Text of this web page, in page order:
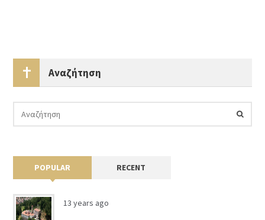
Αναζήτηση
POPULAR RECENT
13 years ago